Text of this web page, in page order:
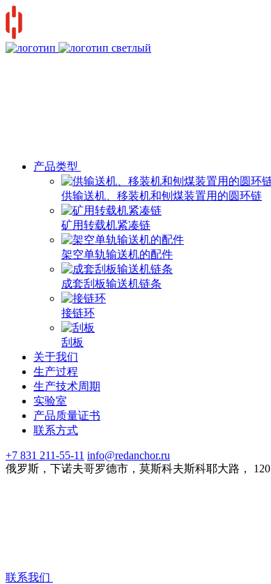
产品类型
供输送机、移装机和刨煤装置用的圆环链
矿用转载机紧凑链
架空单轨输送机的配件
成套刮板输送机链条
接链环
刮板
关于我们
生产过程
生产技术周期
实验室
产品质量证书
联系方式
+7 831 211-55-11 info@redanchor.ru
俄罗斯，下诺夫哥罗德市，莫斯科夫斯科耶大路， 120
联系我们